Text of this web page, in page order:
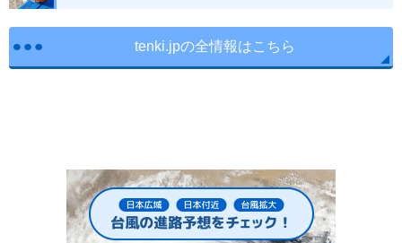
tenki.jpの全情報はこちら